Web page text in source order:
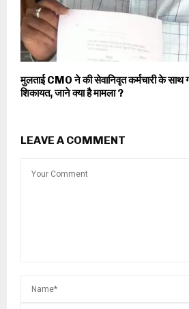
मुलताई CMO ने की सेवानिवृत कर्मचारी के साथ
शिकायत, जाने क्या है मामला ?
LEAVE A COMMENT